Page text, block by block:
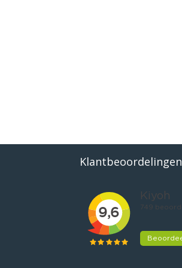
Klantbeoordelingen